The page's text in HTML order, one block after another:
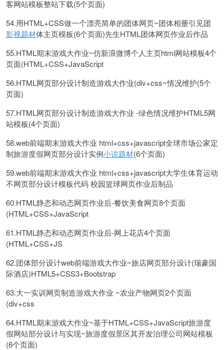
客网站模板整站下载(5个页面)
54.用HTML+CSS做一个漂亮简单的团体网页~团体相册引见团
影视题材体主页模板(6个页面)先生HTML团体网页作业后作品
55.HTML期末游戏大作业~仿新浪微博个人主页html网站模板4个
页面(HTML+CSS+JavaScript
56.HTML网页部分设计制造游戏大作业(div+css~情况维护(5个
页面)
57.HTML网页部分设计制造游戏大作业 -绿色情况维护HTML5网
站模板(4个页面)
58.web前端期末游戏大作业 html+css+javascript全球市场公家定
制旅游度假网页部分设计实例小说题材(6个页面)
59.web前端期末游戏大作业 html+css+javascript大学生体育运动
不网页部分设计模板代码 校园篮球网页作业后制品
60.HTML静态和动态网页作业后-餐饮美食网页8个页面
(HTML+CSS+JavaScript
61.HTML静态和动态网页作业后-网上花店4个页面
(HTML+CSS+JS
62.团体部分设计web前端游戏大作业~旅店网页部分设计(瑞豪国
际酒店)HTML5+CSS3+Bootstrap
63.大一实训网页制造游戏大作业 ~农业产物网页2个页面
(div+css
64.HTML期末游戏大作业~基于HTML+CSS+JavaScript旅游度
假网站部分设计与实现~旅游度假景区其开发治理公司网站模板
(6个页面)